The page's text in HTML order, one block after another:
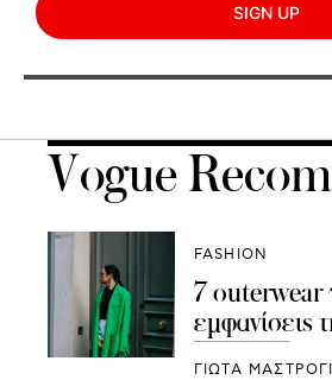
SIGN UP
Vogue
FASHION
7 outerwear
εμφανίσεις
ΓΙΩΤΑ